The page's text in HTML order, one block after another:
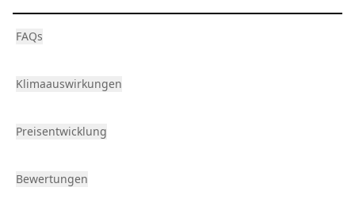
FAQs
Klimaauswirkungen
Preisentwicklung
Bewertungen